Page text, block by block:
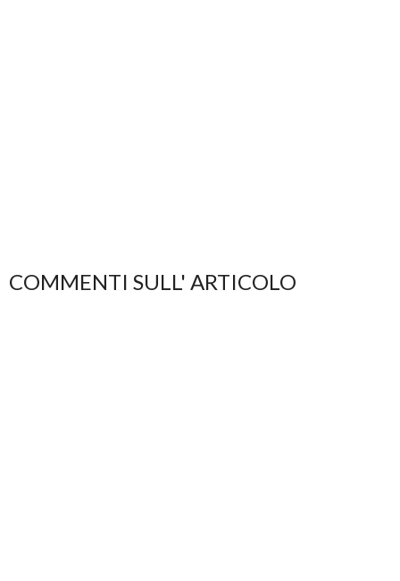
COMMENTI SULL' ARTICOLO